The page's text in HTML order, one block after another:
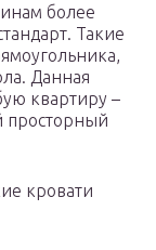
более
Такие
Данная
квартиру –
просторный
кровати